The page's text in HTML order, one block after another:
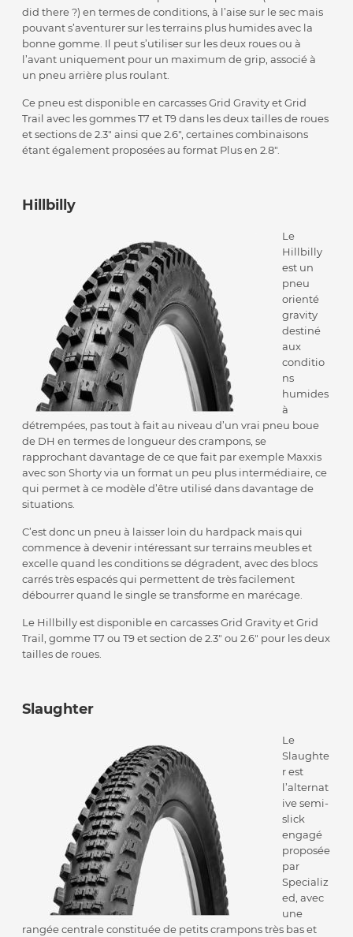
did there ?) en termes de conditions, à l’aise sur le sec mais
pouvant s’aventurer sur les terrains plus humides avec la
bonne gomme. Il peut s’utiliser sur les deux roues ou à
l’avant uniquement pour un maximum de grip, associé à
un pneu arrière plus roulant.
Ce pneu est disponible en carcasses Grid Gravity et Grid
Trail avec les gommes T7 et T9 dans les deux tailles de roues
et sections de 2.3″ ainsi que 2.6″, certaines combinaisons
étant également proposées au format Plus en 2.8″.
Hillbilly
Le
Hillbilly
est un
pneu
orienté
gravity
destiné
aux
conditio
ns
humides
à
détrempées, pas tout à fait au niveau d’un vrai pneu boue
de DH en termes de longueur des crampons, se
rapprochant davantage de ce que fait par exemple Maxxis
avec son Shorty via un format un peu plus intermédiaire, ce
qui permet à ce modèle d’être utilisé dans davantage de
situations.
C’est donc un pneu à laisser loin du hardpack mais qui
commence à devenir intéressant sur terrains meubles et
excelle quand les conditions se dégradent, avec des blocs
carrés très espacés qui permettent de très facilement
débourrer quand le single se transforme en marécage.
Le Hillbilly est disponible en carcasses Grid Gravity et Grid
Trail, gomme T7 ou T9 et section de 2.3″ ou 2.6″ pour les deux
tailles de roues.
Slaughter
Le
Slaughte
r est
l’alternat
ive semi-
slick
engagé
proposée
par
Specializ
ed, avec
une
rangée centrale constituée de petits crampons très bas et